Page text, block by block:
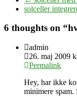
solceller
6 thoughts on “
admin
26. maj 2009
Permalink
Hey, har ikke
minimere spam.